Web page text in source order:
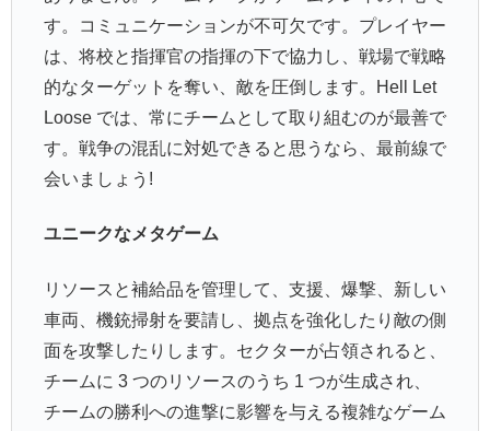
す。コミュニケーションが不可欠です。プレイヤー
は、将校と指揮官の指揮の下で協力し、戦場で戦略
的なターゲットを奪い、敵を圧倒します。Hell Let
Loose では、常にチームとして取り組むのが最善で
す。戦争の混乱に対処できると思うなら、最前線で
会いましょう!
ユニークなメタゲーム
リソースと補給品を管理して、支援、爆撃、新しい
車両、機銃掃射を要請し、拠点を強化したり敵の側
面を攻撃したりします。セクターが占領されると、
チームに 3 つのリソースのうち 1 つが生成され、
チームの勝利への進撃に影響を与える複雑なゲーム